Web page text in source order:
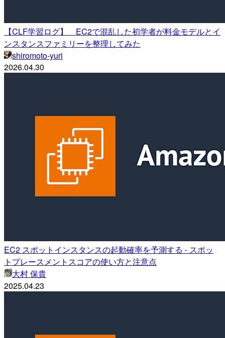
【CLF学習ログ】 EC2で混乱した初学者が料金モデルとイ
ンスタンスファミリーを整理してみた
shiromoto-yuri
2026.04.30
EC2 スポットインスタンスの起動確率を予測する - スポッ
トプレースメントスコアの使い方と注意点
大村 保貴
2025.04.23